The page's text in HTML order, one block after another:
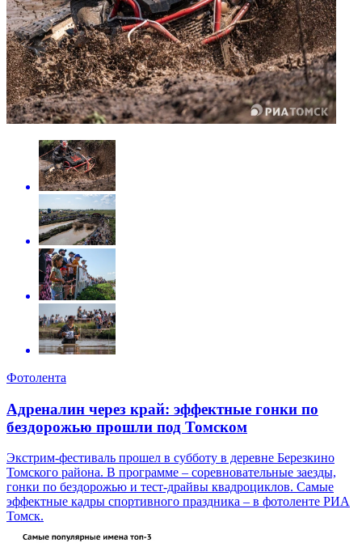
Фотолента
Адреналин через край: эффектные гонки по
бездорожью прошли под Томском
Экстрим-фестиваль прошел в субботу в деревне Березкино
Томского района. В программе – соревновательные заезды,
гонки по бездорожью и тест-драйвы квадроциклов. Самые
эффектные кадры спортивного праздника – в фотоленте РИА
Томск.